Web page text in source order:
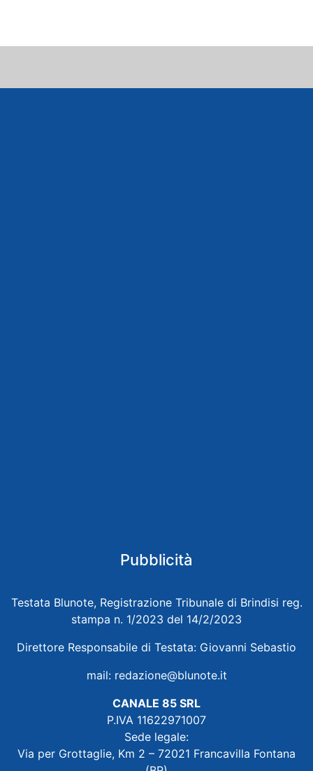
Pubblicità
Testata Blunote, Registrazione Tribunale di Brindisi reg.
stampa n. 1/2023 del 14/2/2023
Direttore Responsabile di Testata: Giovanni Sebastio
mail: redazione@blunote.it
CANALE 85 SRL
P.IVA 11622971007
Sede legale:
Via per Grottaglie, Km 2 – 72021 Francavilla Fontana